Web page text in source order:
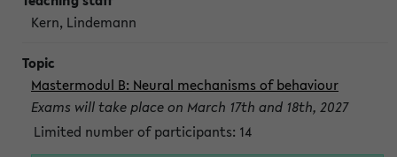
Kern, Lindemann
Mastermodul B: Neural mechanisms of behaviour
Exams will take place on March 17th and 18th, 2027
Limited number of participants: 14